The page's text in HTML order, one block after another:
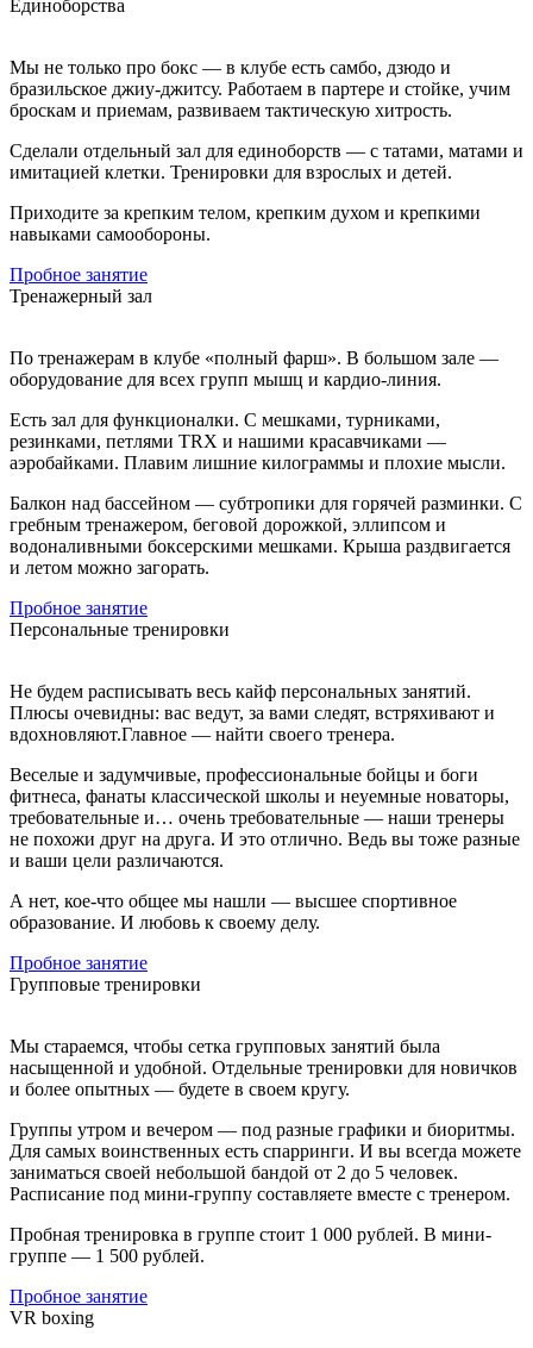
Единоборства
Мы не только про бокс — в клубе есть самбо, дзюдо и
бразильское джиу-джитсу. Работаем в партере и стойке, учим
броскам и приемам, развиваем тактическую хитрость.
Сделали отдельный зал для единоборств — с татами, матами и
имитацией клетки. Тренировки для взрослых и детей.
Приходите за крепким телом, крепким духом и крепкими
навыками самообороны.
Пробное занятие
Тренажерный зал
По тренажерам в клубе «полный фарш». В большом зале —
оборудование для всех групп мышц и кардио-линия.
Есть зал для функционалки. С мешками, турниками,
резинками, петлями TRX и нашими красавчиками —
аэробайками. Плавим лишние килограммы и плохие мысли.
Балкон над бассейном — субтропики для горячей разминки. С
гребным тренажером, беговой дорожкой, эллипсом и
водоналивными боксерскими мешками. Крыша раздвигается
и летом можно загорать.
Пробное занятие
Персональные тренировки
Не будем расписывать весь кайф персональных занятий.
Плюсы очевидны: вас ведут, за вами следят, встряхивают и
вдохновляют.Главное — найти своего тренера.
Веселые и задумчивые, профессиональные бойцы и боги
фитнеса, фанаты классической школы и неуемные новаторы,
требовательные и… очень требовательные — наши тренеры
не похожи друг на друга. И это отлично. Ведь вы тоже разные
и ваши цели различаются.
А нет, кое-что общее мы нашли — высшее спортивное
образование. И любовь к своему делу.
Пробное занятие
Групповые тренировки
Мы стараемся, чтобы сетка групповых занятий была
насыщенной и удобной. Отдельные тренировки для новичков
и более опытных — будете в своем кругу.
Группы утром и вечером — под разные графики и биоритмы.
Для самых воинственных есть спарринги. И вы всегда можете
заниматься своей небольшой бандой от 2 до 5 человек.
Расписание под мини-группу составляете вместе с тренером.
Пробная тренировка в группе стоит 1 000 рублей. В мини-
группе — 1 500 рублей.
Пробное занятие
VR boxing